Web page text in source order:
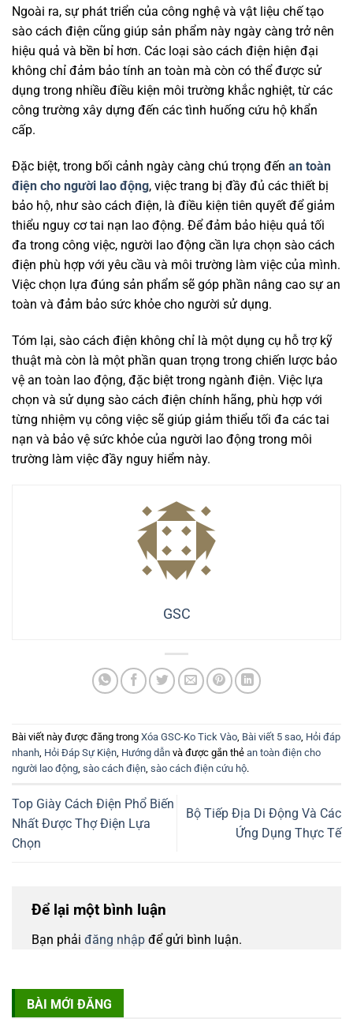
Ngoài ra, sự phát triển của công nghệ và vật liệu chế tạo
sào cách điện cũng giúp sản phẩm này ngày càng trở nên
hiệu quả và bền bỉ hơn. Các loại sào cách điện hiện đại
không chỉ đảm bảo tính an toàn mà còn có thể được sử
dụng trong nhiều điều kiện môi trường khắc nghiệt, từ các
công trường xây dựng đến các tình huống cứu hộ khẩn
cấp.
Đặc biệt, trong bối cảnh ngày càng chú trọng đến an toàn
điện cho người lao động, việc trang bị đầy đủ các thiết bị
bảo hộ, như sào cách điện, là điều kiện tiên quyết để giảm
thiểu nguy cơ tai nạn lao động. Để đảm bảo hiệu quả tối
đa trong công việc, người lao động cần lựa chọn sào cách
điện phù hợp với yêu cầu và môi trường làm việc của mình.
Việc chọn lựa đúng sản phẩm sẽ góp phần nâng cao sự an
toàn và đảm bảo sức khỏe cho người sử dụng.
Tóm lại, sào cách điện không chỉ là một dụng cụ hỗ trợ kỹ
thuật mà còn là một phần quan trọng trong chiến lược bảo
vệ an toàn lao động, đặc biệt trong ngành điện. Việc lựa
chọn và sử dụng sào cách điện chính hãng, phù hợp với
từng nhiệm vụ công việc sẽ giúp giảm thiểu tối đa các tai
nạn và bảo vệ sức khỏe của người lao động trong môi
trường làm việc đầy nguy hiểm này.
GSC
Bài viết này được đăng trong Xóa GSC-Ko Tick Vào Bài viết 5 sao Hỏi đáp
nhanh Hỏi Đáp Sự Kiện Hướng dẫn và được gắn thẻ an toàn điện cho
người lao động sào cách điện sào cách điện cứu hộ.
Top Giày Cách Điện Phổ Biến
Nhất Được Thợ Điện Lựa
Chọn
Bộ Tiếp Địa Di Động Và Các
Ứng Dụng Thực Tế
Để lại một bình luận
Bạn phải đăng nhập để gửi bình luận.
BÀI MỚI ĐĂNG